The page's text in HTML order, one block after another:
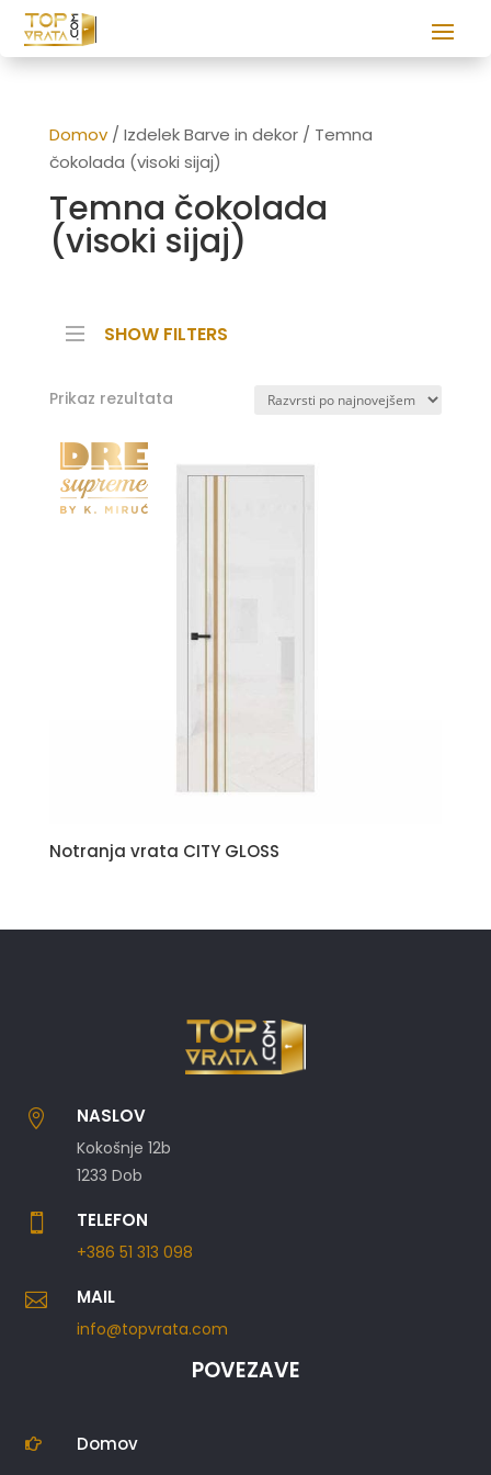
Domov/ Izdelek Barve in dekor / Temna
čokolada (visoki sijaj)
Temna čokolada
(visoki sijaj)
SHOW FILTERS
Prikaz rezultata
Notranja vrata CITY GLOSS
 NASLOV
Kokošnje 12b
1233 Dob
 TELEFON
+386 51 313 098
 MAIL
info@topvrata.com
POVEZAVE
 Domov